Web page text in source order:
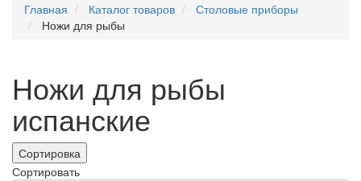
Главная
Каталог товаров
Столовые приборы
Ножи для рыбы
Ножи для рыбы
испанские
Сортировка
Сортировать